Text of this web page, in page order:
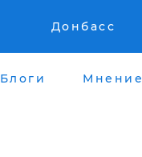
Донбасс
Блоги Мнение